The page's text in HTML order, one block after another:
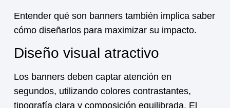
Entender qué son bannerstambién implica saber
cómo diseñarlos para maximizar su impacto.
Diseño visual atractivo
Los banners deben captar atención en
segundos, utilizando colores contrastantes,
tipografía clara y composición equilibrada. El